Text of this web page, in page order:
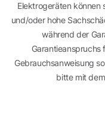
Elektrogeräten können
und/oder hohe
während der
Garantieanspruchs
Gebrauchsanweisung
bitte mit